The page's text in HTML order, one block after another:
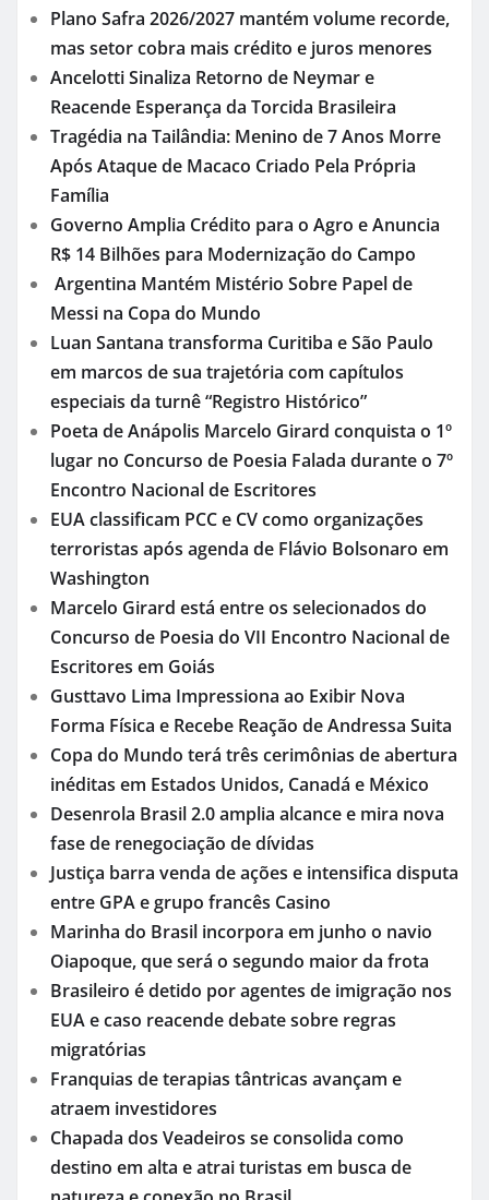
Plano Safra 2026/2027 mantém volume recorde,
mas setor cobra mais crédito e juros menores
Ancelotti Sinaliza Retorno de Neymar e
Reacende Esperança da Torcida Brasileira
Tragédia na Tailândia: Menino de 7 Anos Morre
Após Ataque de Macaco Criado Pela Própria
Família
Governo Amplia Crédito para o Agro e Anuncia
R$ 14 Bilhões para Modernização do Campo
Argentina Mantém Mistério Sobre Papel de
Messi na Copa do Mundo
Luan Santana transforma Curitiba e São Paulo
em marcos de sua trajetória com capítulos
especiais da turnê “Registro Histórico”
Poeta de Anápolis Marcelo Girard conquista o 1º
lugar no Concurso de Poesia Falada durante o 7º
Encontro Nacional de Escritores
EUA classificam PCC e CV como organizações
terroristas após agenda de Flávio Bolsonaro em
Washington
Marcelo Girard está entre os selecionados do
Concurso de Poesia do VII Encontro Nacional de
Escritores em Goiás
Gusttavo Lima Impressiona ao Exibir Nova
Forma Física e Recebe Reação de Andressa Suita
Copa do Mundo terá três cerimônias de abertura
inéditas em Estados Unidos, Canadá e México
Desenrola Brasil 2.0 amplia alcance e mira nova
fase de renegociação de dívidas
Justiça barra venda de ações e intensifica disputa
entre GPA e grupo francês Casino
Marinha do Brasil incorpora em junho o navio
Oiapoque, que será o segundo maior da frota
Brasileiro é detido por agentes de imigração nos
EUA e caso reacende debate sobre regras
migratórias
Franquias de terapias tântricas avançam e
atraem investidores
Chapada dos Veadeiros se consolida como
destino em alta e atrai turistas em busca de